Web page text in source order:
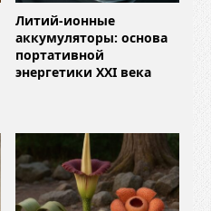
Литий-ионные
аккумуляторы: основа
портативной
энергетики XXI века